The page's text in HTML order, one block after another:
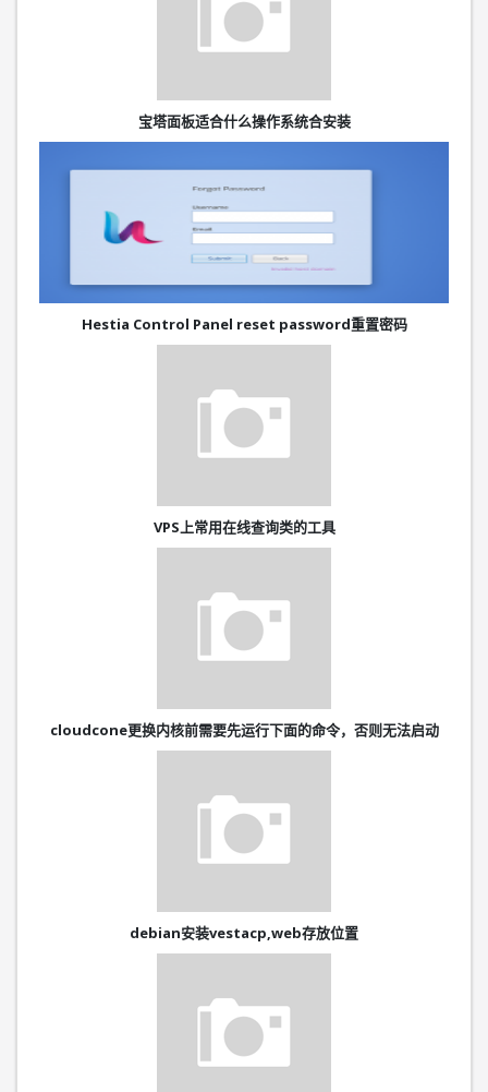
宝塔面板适合什么操作系统合安装
Hestia Control Panel reset password重置密码
VPS上常用在线查询类的工具
cloudcone更换内核前需要先运行下面的命令，否则无法启动
debian安装vestacp,web存放位置